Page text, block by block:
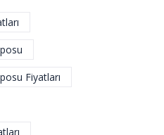
Fiyatları